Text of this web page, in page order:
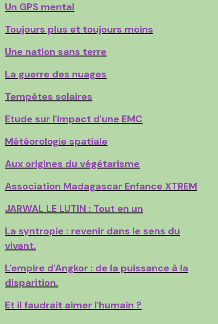
Un GPS mental
Toujours plus et toujours moins
Une nation sans terre
La guerre des nuages
Tempêtes solaires
Etude sur l'impact d'une EMC
Météorologie spatiale
Aux origines du végétarisme
Association Madagascar Enfance XTREM
JARWAL LE LUTIN : Tout en un
La syntropie : revenir dans le sens du
vivant.
L'empire d'Angkor : de la puissance à la
disparition.
Et il faudrait aimer l'humain ?